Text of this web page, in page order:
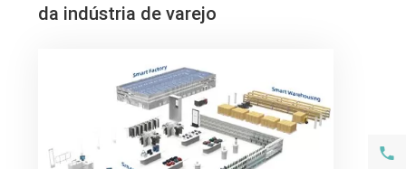
da indústria de varejo
